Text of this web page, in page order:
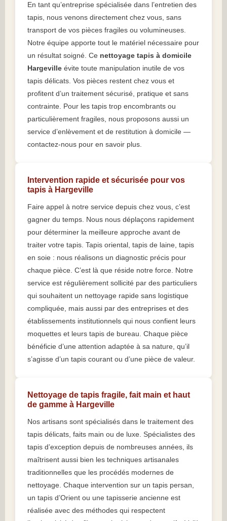
En tant qu’entreprise spécialisée dans l’entretien des
tapis, nous venons directement chez vous, sans
transport de vos pièces fragiles ou volumineuses.
Notre équipe apporte tout le matériel nécessaire pour
un résultat soigné. Ce nettoyage tapis à domicile
Hargeville évite toute manipulation inutile de vos
tapis délicats. Vos pièces restent chez vous et
profitent d’un traitement sécurisé, pratique et sans
contrainte. Pour les tapis trop encombrants ou
particulièrement fragiles, nous proposons aussi un
service d’enlèvement et de restitution à domicile —
contactez-nous pour en savoir plus.
Intervention rapide et sécurisée pour vos
tapis à Hargeville
Faire appel à notre service depuis chez vous, c’est
gagner du temps. Nous nous déplaçons rapidement
pour déterminer la meilleure approche avant de
traiter votre tapis. Tapis oriental, tapis de laine, tapis
en soie : nous réalisons un diagnostic précis pour
chaque pièce. C’est là que réside notre force. Notre
service est régulièrement sollicité par des particuliers
qui souhaitent un nettoyage rapide sans logistique
compliquée, mais aussi par des entreprises et des
établissements institutionnels qui nous confient leurs
moquettes et leurs tapis de bureau. Chaque pièce
bénéficie d’une attention adaptée à sa nature, qu’il
s’agisse d’un tapis courant ou d’une pièce de valeur.
Nettoyage de tapis fragile, fait main et haut
de gamme à Hargeville
Nos artisans sont spécialisés dans le traitement des
tapis délicats, faits main ou de luxe. Spécialistes des
tapis d’exception depuis de nombreuses années, ils
maîtrisent aussi bien les techniques artisanales
traditionnelles que les procédés modernes de
nettoyage. Chaque intervention sur un tapis persan,
un tapis d’Orient ou une tapisserie ancienne est
réalisée avec des méthodes qui respectent